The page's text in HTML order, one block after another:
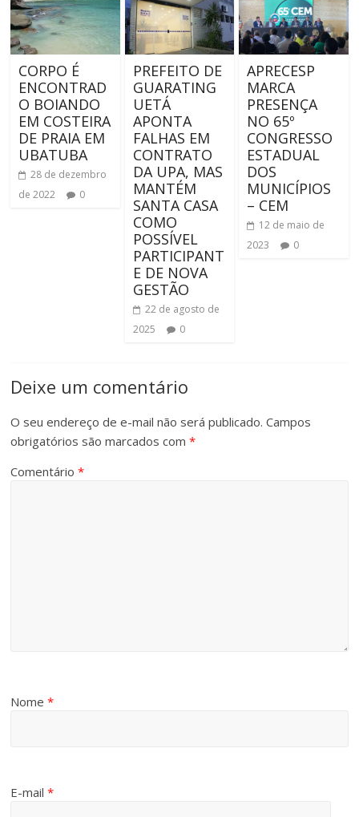
CORPO É
ENCONTRAD
O BOIANDO
EM COSTEIRA
DE PRAIA EM
UBATUBA
28 de dezembro
de 2022
0
PREFEITO DE
GUARATING
UETÁ
APONTA
FALHAS EM
CONTRATO
DA UPA, MAS
MANTÉM
SANTA CASA
COMO
POSSÍVEL
PARTICIPANT
E DE NOVA
GESTÃO
22 de agosto de
2025
0
APRECESP
MARCA
PRESENÇA
NO 65º
CONGRESSO
ESTADUAL
DOS
MUNICÍPIOS
– CEM
12 de maio de
2023
0
Deixe um comentário
O seu endereço de e-mail não será publicado. Campos
obrigatórios são marcados com*
Comentário*
Nome*
E-mail*